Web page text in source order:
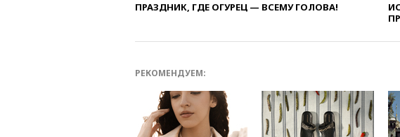
ПРАЗДНИК, ГДЕ ОГУРЕЦ — ВСЕМУ ГОЛОВА!
РЕКОМЕНДУЕМ: